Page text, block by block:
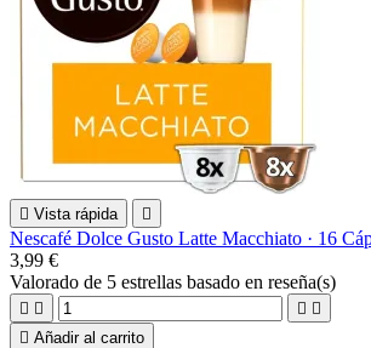
 Vista rápida 
Nescafé Dolce Gusto Latte Macchiato · 16
3,99 €
Valorado de 5 estrellas basado en reseña(s)
   
 Añadir al carrito